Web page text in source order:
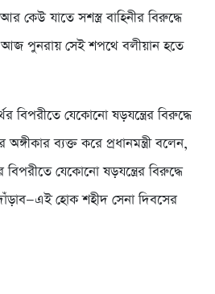
কেউ যাতে সশস্ত্র বাহিনীর বিরুদ্ধে
আজ পুনরায় সেই শপথে বলীয়ান হতে
বিপরীতে যেকোনো ষড়যন্ত্রের বিরুদ্ধে
ব্যক্ত করে প্রধানমন্ত্রী বলেন,
যেকোনো ষড়যন্ত্রের বিরুদ্ধে
হোক শহীদ সেনা দিবসের